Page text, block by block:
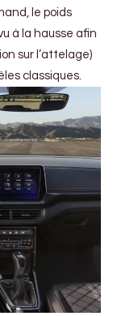
le poids
à la hausse afin
sur l’attelage)
classiques.